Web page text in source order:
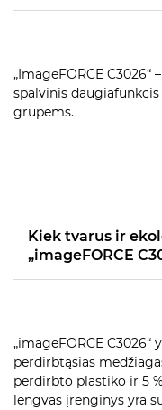
„ImageFORCE
spalvinis
grupėms.
Kiek tvarus ir
„imageFORCE
„imageFORCE
perdirbtąsias
perdirbto plastiko ir 5
lengvas įrenginys yra